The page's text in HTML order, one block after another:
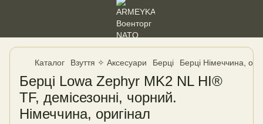
Каталог Взуття ✧ Аксесуари Берці Берці Німеччина,
Берці Lowa Zephyr MK2 NL HI®
TF, демісезонні, чорний.
Німеччина, оригінал